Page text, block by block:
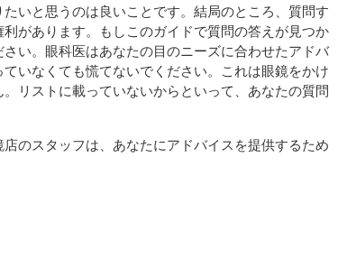
いと思うのは良いことです。結局のところ、質問す
があります。もしこのガイドで質問の答えが見つか
い。眼科医はあなたの目のニーズに合わせたアドバ
いなくても慌てないでください。これは眼鏡をかけ
リストに載っていないからといって、あなたの質問
のスタッフは、あなたにアドバイスを提供するため